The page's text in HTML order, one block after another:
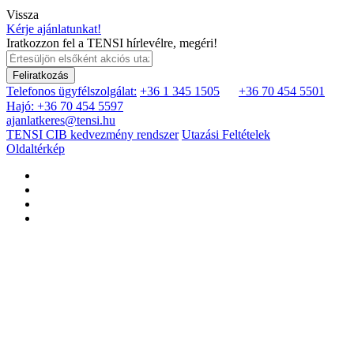
Vissza
Kérje ajánlatunkat!
Iratkozzon fel a TENSI hírlevélre, megéri!
Feliratkozás
Telefonos ügyfélszolgálat: +36 1 345 1505
+36 70 454 5501
Hajó: +36 70 454 5597
ajanlatkeres@tensi.hu
TENSI CIB kedvezmény rendszer Utazási Feltételek
Oldaltérkép